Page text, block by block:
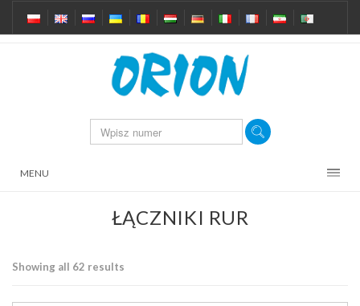
MENU
ŁĄCZNIKI RUR
Showing all 62 results